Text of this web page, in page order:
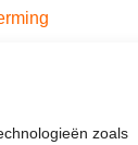
zoals